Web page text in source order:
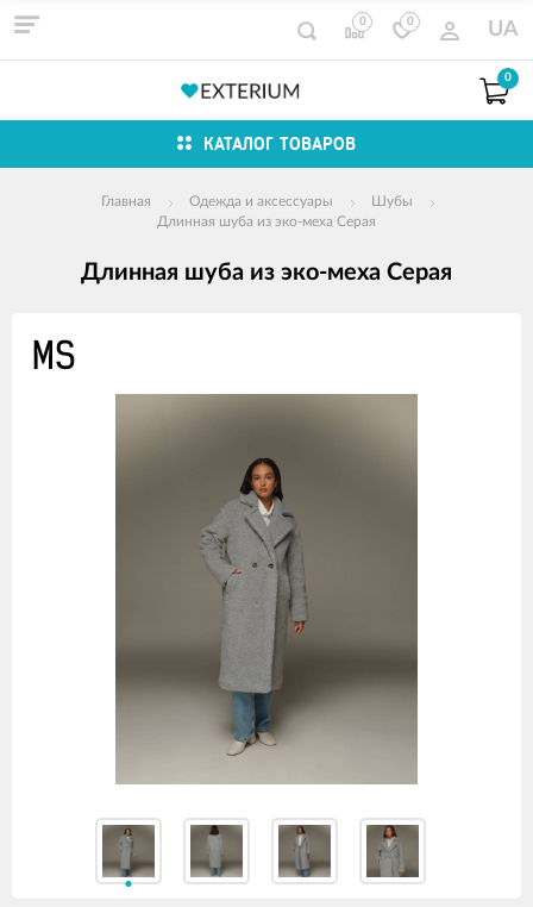
0 0 UA
0
КАТАЛОГ ТОВАРОВ
Главная Одежда и аксессуары
Шубы
Длинная шуба из эко-меха Серая
Длинная шуба из эко-меха Серая
товаров